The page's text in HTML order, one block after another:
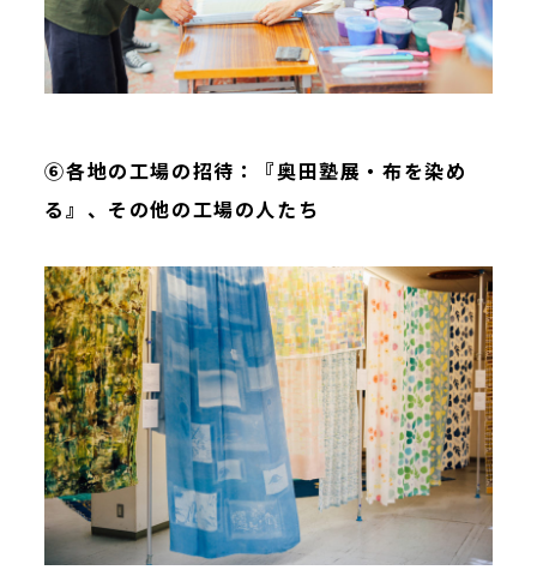
⑥各地の工場の招待：『奥田塾展・布を染め
る』、その他の工場の人たち